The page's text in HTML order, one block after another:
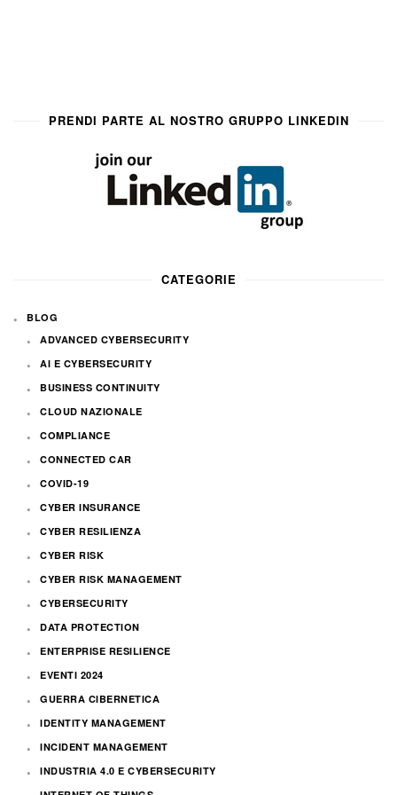
PRENDI PARTE AL NOSTRO GRUPPO LINKEDIN
CATEGORIE
BLOG
ADVANCED CYBERSECURITY
AI E CYBERSECURITY
BUSINESS CONTINUITY
CLOUD NAZIONALE
COMPLIANCE
CONNECTED CAR
COVID-19
CYBER INSURANCE
CYBER RESILIENZA
CYBER RISK
CYBER RISK MANAGEMENT
CYBERSECURITY
DATA PROTECTION
ENTERPRISE RESILIENCE
EVENTI 2024
GUERRA CIBERNETICA
IDENTITY MANAGEMENT
INCIDENT MANAGEMENT
INDUSTRIA 4.0 E CYBERSECURITY